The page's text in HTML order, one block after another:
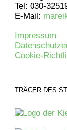
Tel: 030-
E-Mail:
Impressum
Cookie-
TRÄGER DES